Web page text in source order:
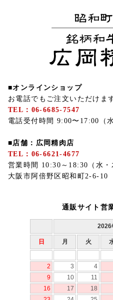
■オンラインショップ
お電話でもご注文いただけま
TEL：06-6685-7547
電話受付時間 9:00〜17:00（
■店舗：広岡精肉店
TEL：06-6621-4677
営業時間 10:30～18:30（水・
大阪市阿倍野区昭和町2-6-10
通販サイト営